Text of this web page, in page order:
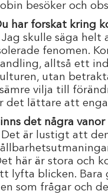
besöker och
har forskat kring
Jag skulle säga
fenomen.
alltså ett
utan
vilja till
det lättare att
det några
Det är lustigt att
här är stora och
lyfta blicken. Bara
som frågar och